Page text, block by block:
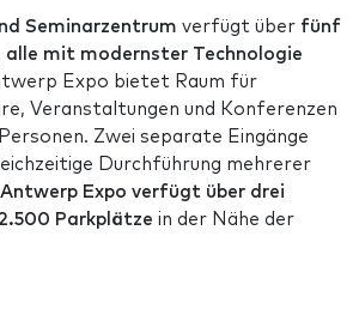
Seminarzentrum verfügt über fünf
alle mit modernster Technologie
Expo bietet Raum für
Veranstaltungen und Konferenzen
Zwei separate Eingänge
Durchführung mehrerer
Antwerp Expo verfügt über drei
Parkplätze in der Nähe der